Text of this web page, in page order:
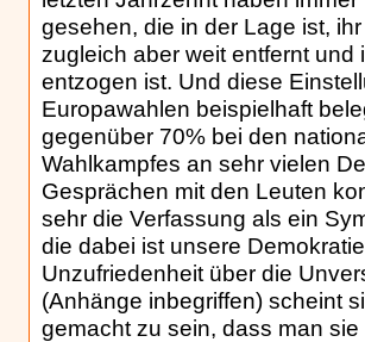
gesehen, die in der Lage ist,
zugleich aber weit entfernt
entzogen ist. Und diese
Europawahlen beispielhaft
gegenüber 70% bei den
Wahlkampfes an sehr vielen
Gesprächen mit den Leuten
sehr die Verfassung als ein
die dabei ist unsere
Unzufriedenheit über die
(Anhänge inbegriffen) scheint
gemacht zu sein, dass man sie